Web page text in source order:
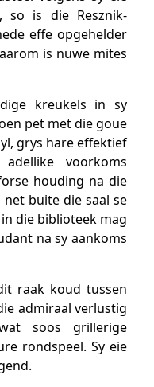
so is die Resznik-
effe opgehelder
is nuwe mites
kreukels in sy
pet met die goue
grys hare effektief
voorkoms
houding na die
buite die saal se
die biblioteek mag
na sy aankoms
raak koud tussen
admiraal verlustig
soos grillerige
rondspeel. Sy eie